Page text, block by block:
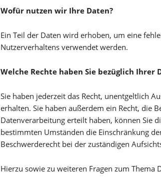
Wofür nutzen wir Ihre Daten?
Ein Teil der Daten wird erhoben, um eine
Nutzerverhaltens verwendet werden.
Welche Rechte haben Sie bezüglich Ihrer
Sie haben jederzeit das Recht, unentgeltlich
erhalten. Sie haben außerdem ein Recht, die
Datenverarbeitung erteilt haben, können Sie
bestimmten Umständen die Einschränkung
Beschwerderecht bei der zuständigen
Hierzu sowie zu weiteren Fragen zum Thema